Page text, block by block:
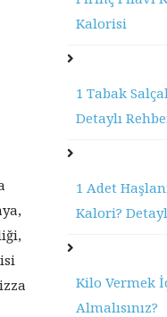
Kalorisi
1 Tabak
Detaylı
1 Adet
Kalori?
Kilo Vermek
Almalısınız?